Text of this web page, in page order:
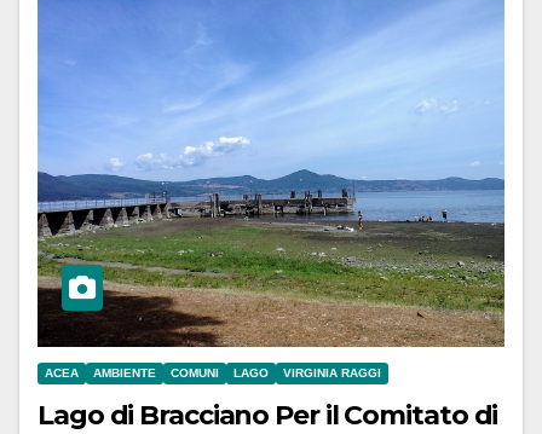
ACEA AMBIENTE COMUNI LAGO VIRGINIA RAGGI
Lago di Bracciano Per il Comitato di